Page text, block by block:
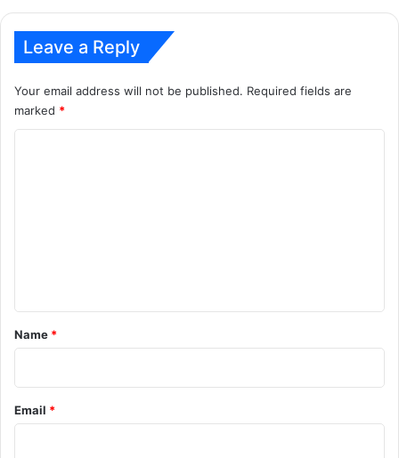
Leave a Reply
Your email address will not be published. Required fields are
marked *
*
Name *
Email *